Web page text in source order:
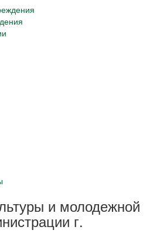
и молодежной
г.